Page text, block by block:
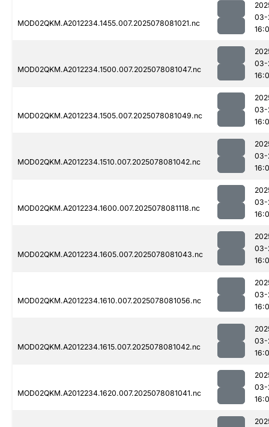
MOD02QKM.A2012234.1455.007.2025078081021.nc
03-
MOD02QKM.A2012234.1500.007.2025078081047.nc
03-
MOD02QKM.A2012234.1505.007.2025078081049.nc
03-
MOD02QKM.A2012234.1510.007.2025078081042.nc
03-
MOD02QKM.A2012234.1600.007.2025078081118.nc
03-
MOD02QKM.A2012234.1605.007.2025078081043.nc
03-
MOD02QKM.A2012234.1610.007.2025078081056.nc
03-
MOD02QKM.A2012234.1615.007.2025078081042.nc
03-
MOD02QKM.A2012234.1620.007.2025078081041.nc
03-